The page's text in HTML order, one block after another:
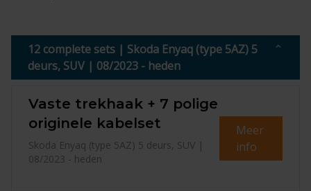
12 complete sets | Skoda Enyaq (type 5AZ) 5
deurs, SUV | 08/2023 - heden
Vaste trekhaak + 7 polige
originele kabelset
Skoda Enyaq (type 5AZ) 5 deurs, SUV |
08/2023 - heden
Meer
info